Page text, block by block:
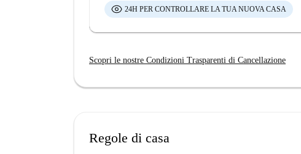
24H PER CONTROLLARE LA TUA NUOVA CASA
Scopri le nostre Condizioni Trasparenti di Cancellazione
Regole di casa